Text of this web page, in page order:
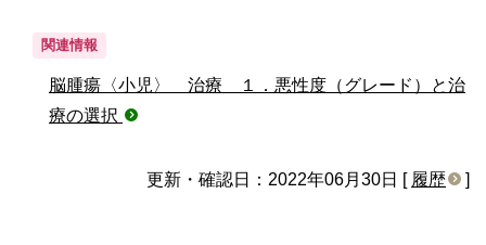
関連情報
脳腫瘍〈小児〉 治療 １．悪性度（グレード）と治
療の選択
更新・確認日：2022年06月30日 [ 履歴 ]